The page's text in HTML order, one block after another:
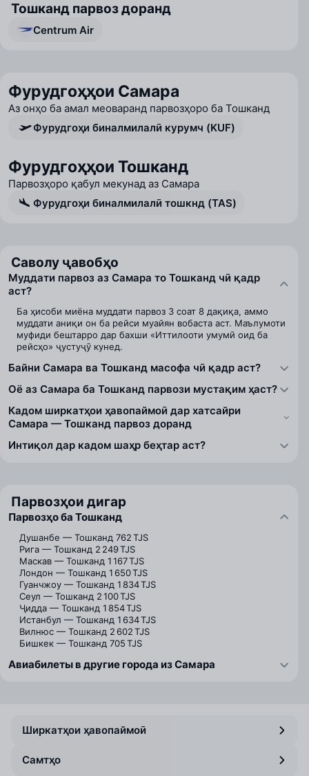
Тошканд парвоз доранд
Centrum Air
Фурудгоҳҳои Самара
Аз онҳо ба амал меоваранд парвозҳоро ба Тошканд
Фурудгоҳи биналмилалӣ курумч (KUF)
Фурудгоҳҳои Тошканд
Парвозҳоро қабул мекунад аз Самара
Фурудгоҳи биналмилалӣ тошкнд (TAS)
Саволу ҷавобҳо
Муддати парвоз аз Самара то Тошканд чӣ қадр
аст?
Ба ҳисоби миёна муддати парвоз 3 соат 8 дақиқа, аммо
муддати аниқи он ба рейси муайян вобаста аст. Маълумоти
муфиди бештарро дар бахши «Иттилооти умумӣ оид ба
рейсҳо» ҷустуҷӯ кунед.
Байни Самара ва Тошканд масофа чӣ қадр аст?
Оё аз Самара ба Тошканд парвози мустақим ҳаст?
Кадом ширкатҳои ҳавопаймоӣ дар хатсайри
Самара — Тошканд парвоз доранд
Интиқол дар кадом шаҳр беҳтар аст?
Парвозҳои дигар
Парвозҳо ба Тошканд
Душанбе — Тошканд 762 TJS
Рига — Тошканд 2 249 TJS
Маскав — Тошканд 1 167 TJS
Лондон — Тошканд 1 650 TJS
Гуанчжоу — Тошканд 1 834 TJS
Сеул — Тошканд 2 100 TJS
Ҷидда — Тошканд 1 854 TJS
Истанбул — Тошканд 1 634 TJS
Вилнюс — Тошканд 2 602 TJS
Бишкек — Тошканд 705 TJS
Авиабилеты в другие города из Самара
Ширкатҳои ҳавопаймоӣ
Самтҳо